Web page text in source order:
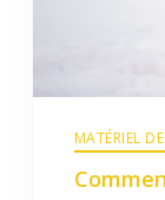
MATÉRIEL